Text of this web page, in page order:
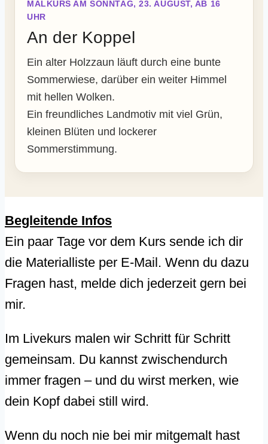
MALKURS AM SONNTAG, 23. AUGUST, AB 16
UHR
An der Koppel
Ein alter Holzzaun läuft durch eine bunte
Sommerwiese, darüber ein weiter Himmel
mit hellen Wolken.
Ein freundliches Landmotiv mit viel Grün,
kleinen Blüten und lockerer
Sommerstimmung.
Begleitende Infos
Ein paar Tage vor dem Kurs sende ich dir
die Materialliste per E-Mail. Wenn du dazu
Fragen hast, melde dich jederzeit gern bei
mir.
Im Livekurs malen wir Schritt für Schritt
gemeinsam. Du kannst zwischendurch
immer fragen – und du wirst merken, wie
dein Kopf dabei still wird.
Wenn du noch nie bei mir mitgemalt hast